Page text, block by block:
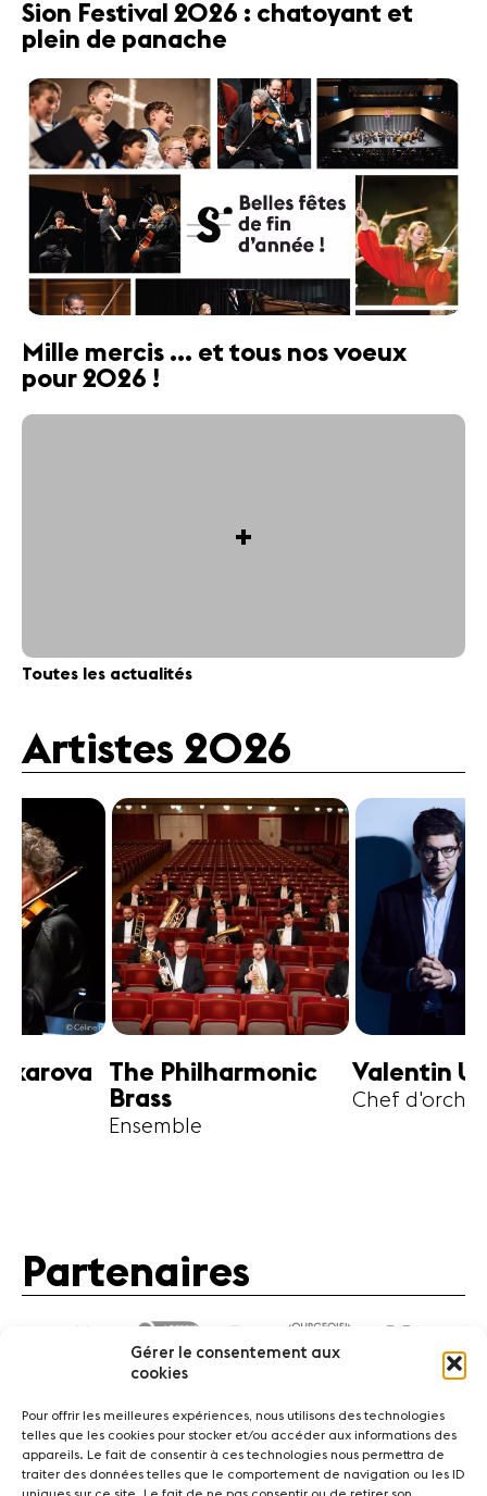
Gérer le consentement aux
cookies
Pour offrir les meilleures expériences, nous utilisons des technologies
telles que les cookies pour stocker et/ou accéder aux informations des
appareils. Le fait de consentir à ces technologies nous permettra de
traiter des données telles que le comportement de navigation ou les ID
Sion Festival 2026 : chatoyant et
plein de panache
Mille mercis ... et tous nos voeux
pour 2026 !
+
Toutes les actualités
Artistes 2026
Valentin Uryupin
Chef d'orchestre
Amihai
Alto
Partenaires
ActualitésConcerts Bénévoles Médiation